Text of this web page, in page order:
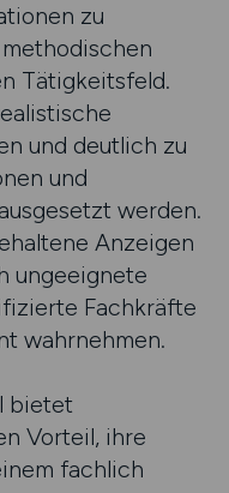
zu
Tätigkeitsfeld.
und deutlich zu
und
werden.
Anzeigen
ungeeignete
Fachkräfte
wahrnehmen.
bietet
Vorteil, ihre
fachlich